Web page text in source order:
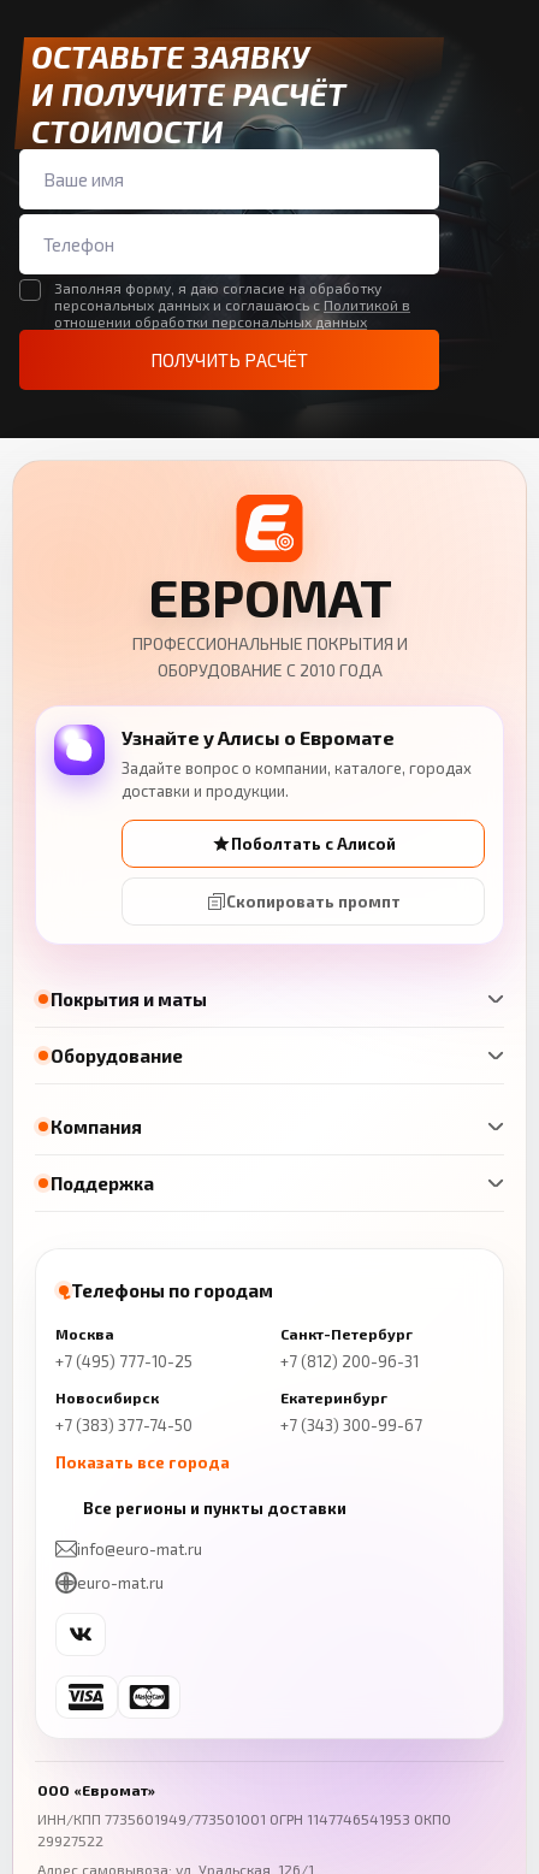
ОСТАВЬТЕ ЗАЯВКУ
И ПОЛУЧИТЕ РАСЧЁТ
СТОИМОСТИ
Заполняя форму, я даю согласие на обработку
персональных данных и соглашаюсь с Политикой в
отношении обработки персональных данных
ПОЛУЧИТЬ РАСЧЁТ
Покрытия и маты
Оборудование
ЕВРОМАТ
ПРОФЕССИОНАЛЬНЫЕ ПОКРЫТИЯ И
ОБОРУДОВАНИЕ С 2010 ГОДА
Узнайте у Алисы о Евромате
Задайте вопрос о компании, каталоге, городах
доставки и продукции.
Поболтать с Алисой
Скопировать промпт
Компания
Поддержка
Телефоны по городам
Москва
+7 (495) 777-10-25
Санкт-Петербург
+7 (812) 200-96-31
Новосибирск
+7 (383) 377-74-50
Екатеринбург
+7 (343) 300-99-67
Показать все города
+7 (843) 206-01-30
Челябинск
+7 (343) 300-99-67
Ростов-на-Дону
+7 (863) 333-50-75
Волгоград
+7 (844) 261-36-12
Омск
Все регионы и пункты доставки
info@euro-mat.ru
euro-mat.ru
ООО «Евромат»
ИНН/КПП 7735601949/773501001 ОГРН 1147746541953 ОКПО
29927522
Адрес самовывоза: ул. Уральская, 126/1